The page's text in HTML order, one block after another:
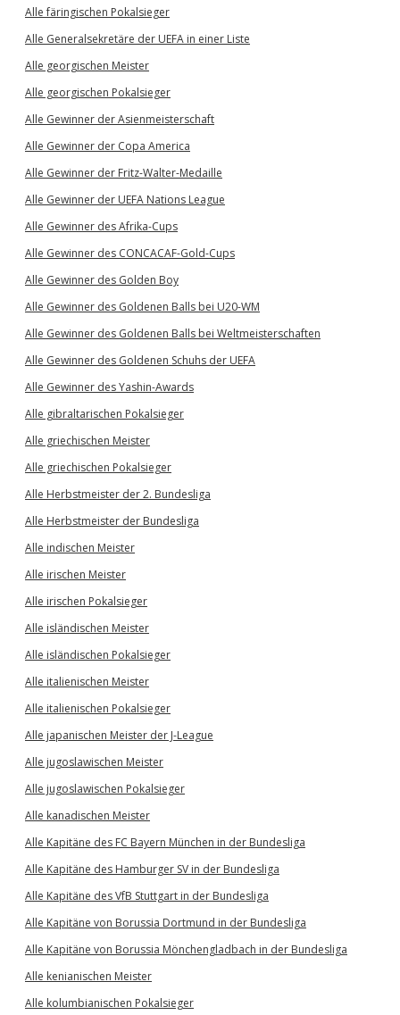
Alle färingischen Pokalsieger
Alle Generalsekretäre der UEFA in einer Liste
Alle georgischen Meister
Alle georgischen Pokalsieger
Alle Gewinner der Asienmeisterschaft
Alle Gewinner der Copa America
Alle Gewinner der Fritz-Walter-Medaille
Alle Gewinner der UEFA Nations League
Alle Gewinner des Afrika-Cups
Alle Gewinner des CONCACAF-Gold-Cups
Alle Gewinner des Golden Boy
Alle Gewinner des Goldenen Balls bei U20-WM
Alle Gewinner des Goldenen Balls bei Weltmeisterschaften
Alle Gewinner des Goldenen Schuhs der UEFA
Alle Gewinner des Yashin-Awards
Alle gibraltarischen Pokalsieger
Alle griechischen Meister
Alle griechischen Pokalsieger
Alle Herbstmeister der 2. Bundesliga
Alle Herbstmeister der Bundesliga
Alle indischen Meister
Alle irischen Meister
Alle irischen Pokalsieger
Alle isländischen Meister
Alle isländischen Pokalsieger
Alle italienischen Meister
Alle italienischen Pokalsieger
Alle japanischen Meister der J-League
Alle jugoslawischen Meister
Alle jugoslawischen Pokalsieger
Alle kanadischen Meister
Alle Kapitäne des FC Bayern München in der Bundesliga
Alle Kapitäne des Hamburger SV in der Bundesliga
Alle Kapitäne des VfB Stuttgart in der Bundesliga
Alle Kapitäne von Borussia Dortmund in der Bundesliga
Alle Kapitäne von Borussia Mönchengladbach in der Bundesliga
Alle kenianischen Meister
Alle kolumbianischen Pokalsieger